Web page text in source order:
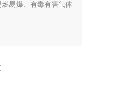
易爆、有毒有害气体